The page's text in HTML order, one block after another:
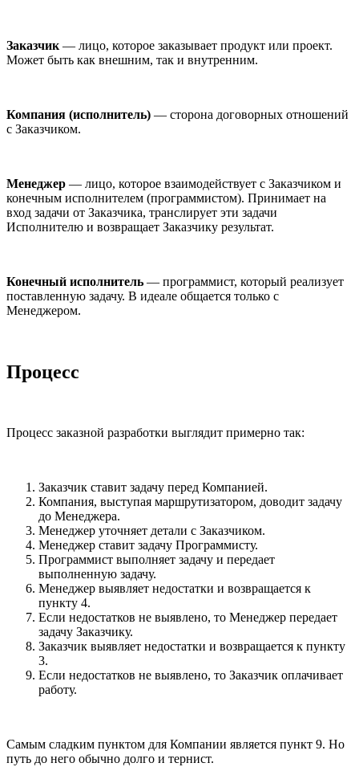
Заказчик — лицо, которое заказывает продукт или проект.
Может быть как внешним, так и внутренним.
Компания (исполнитель) — сторона договорных отношений
с Заказчиком.
Менеджер — лицо, которое взаимодействует с Заказчиком и
конечным исполнителем (программистом). Принимает на
вход задачи от Заказчика, транслирует эти задачи
Исполнителю и возвращает Заказчику результат.
Конечный исполнитель — программист, который реализует
поставленную задачу. В идеале общается только с
Менеджером.
Процесс
Процесс заказной разработки выглядит примерно так:
Заказчик ставит задачу перед Компанией.
Компания, выступая маршрутизатором, доводит задачу
до Менеджера.
Менеджер уточняет детали с Заказчиком.
Менеджер ставит задачу Программисту.
Программист выполняет задачу и передает
выполненную задачу.
Менеджер выявляет недостатки и возвращается к
пункту 4.
Если недостатков не выявлено, то Менеджер передает
задачу Заказчику.
Заказчик выявляет недостатки и возвращается к пункту
3.
Если недостатков не выявлено, то Заказчик оплачивает
работу.
Самым сладким пунктом для Компании является пункт 9. Но
путь до него обычно долго и тернист.